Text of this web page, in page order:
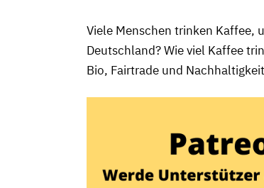
Viele Menschen trinken Kaffee,
Deutschland? Wie viel Kaffee
Bio, Fairtrade und